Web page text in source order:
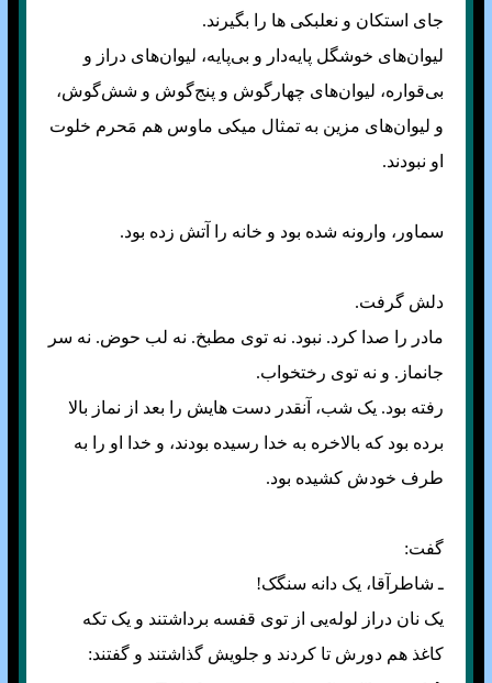
جای استکان و نعلبکی ها را بگیرند.
لیوان‌های خوشگل پایه‌دار و بی‌پایه، لیوان‌های دراز و
بی‌قواره، لیوان‌های چهار‌گوش و پنج‌گوش و شش‌گوش،
و لیوان‌های مزین به تمثال میکی ماوس هم مَحرم خلوت
او نبودند.
سماور، وارونه شده بود و خانه را آتش زده بود.
دلش گرفت.
مادر را صدا کرد. نبود. نه توی مطبخ. نه لب حوض. نه سر
جانماز. و نه توی رختخواب.
رفته بود. یک شب، آنقدر دست هایش را بعد از نماز بالا
برده بود که بالاخره به خدا رسیده بودند، و خدا او را به
طرف خودش کشیده بود.
گفت:
ـ شاطرآقا، یک دانه سنگک!
یک نان دراز لوله‌یی از توی قفسه برداشتند و یک تکه
کاغذ هم دورش تا کردند و جلویش گذاشتند و گفتند: